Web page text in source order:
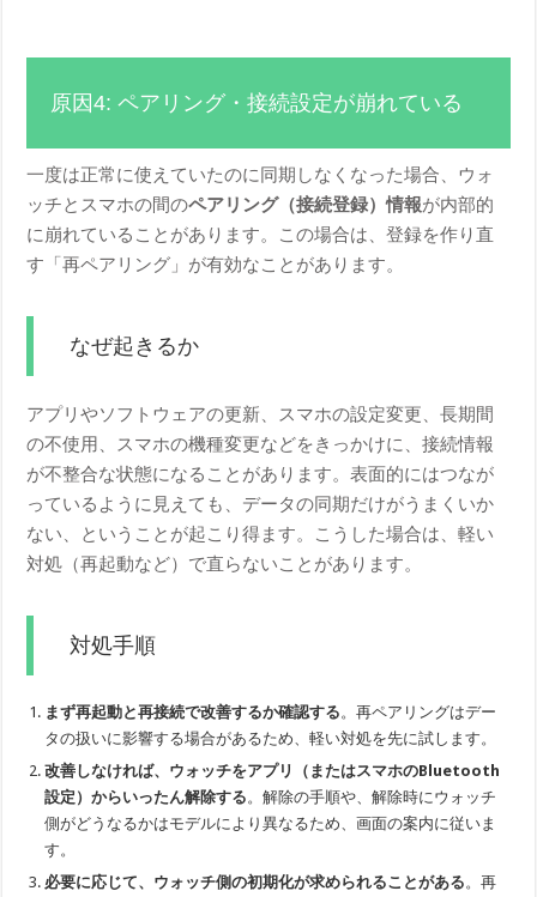
原因4: ペアリング・接続設定が崩れている
一度は正常に使えていたのに同期しなくなった場合、ウォ
ッチとスマホの間のペアリング（接続登録）情報が内部的
に崩れていることがあります。この場合は、登録を作り直
す「再ペアリング」が有効なことがあります。
なぜ起きるか
アプリやソフトウェアの更新、スマホの設定変更、長期間
の不使用、スマホの機種変更などをきっかけに、接続情報
が不整合な状態になることがあります。表面的にはつなが
っているように見えても、データの同期だけがうまくいか
ない、ということが起こり得ます。こうした場合は、軽い
対処（再起動など）で直らないことがあります。
対処手順
まず再起動と再接続で改善するか確認する 。再ペアリングはデー
タの扱いに影響する場合があるため、軽い対処を先に試します。
改善しなければ、ウォッチをアプリ（またはスマホのBluetooth
設定）からいったん解除する 。解除の手順や、解除時にウォッチ
側がどうなるかはモデルにより異なるため、画面の案内に従いま
す。
必要に応じて、ウォッチ側の初期化が求められることがある 。再